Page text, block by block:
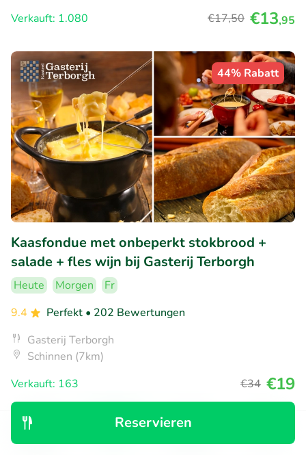
Reservieren
Verkauft: 1.080
€17,50 €13,95
44% Rabatt
Kaasfondue met onbeperkt stokbrood +
salade + fles wijn bij Gasterij Terborgh
Heute Morgen
Fr
9.4
Perfekt • 202 Bewertungen
Gasterij Terborgh
Schinnen (7km)
Verkauft: 163
€34 €19